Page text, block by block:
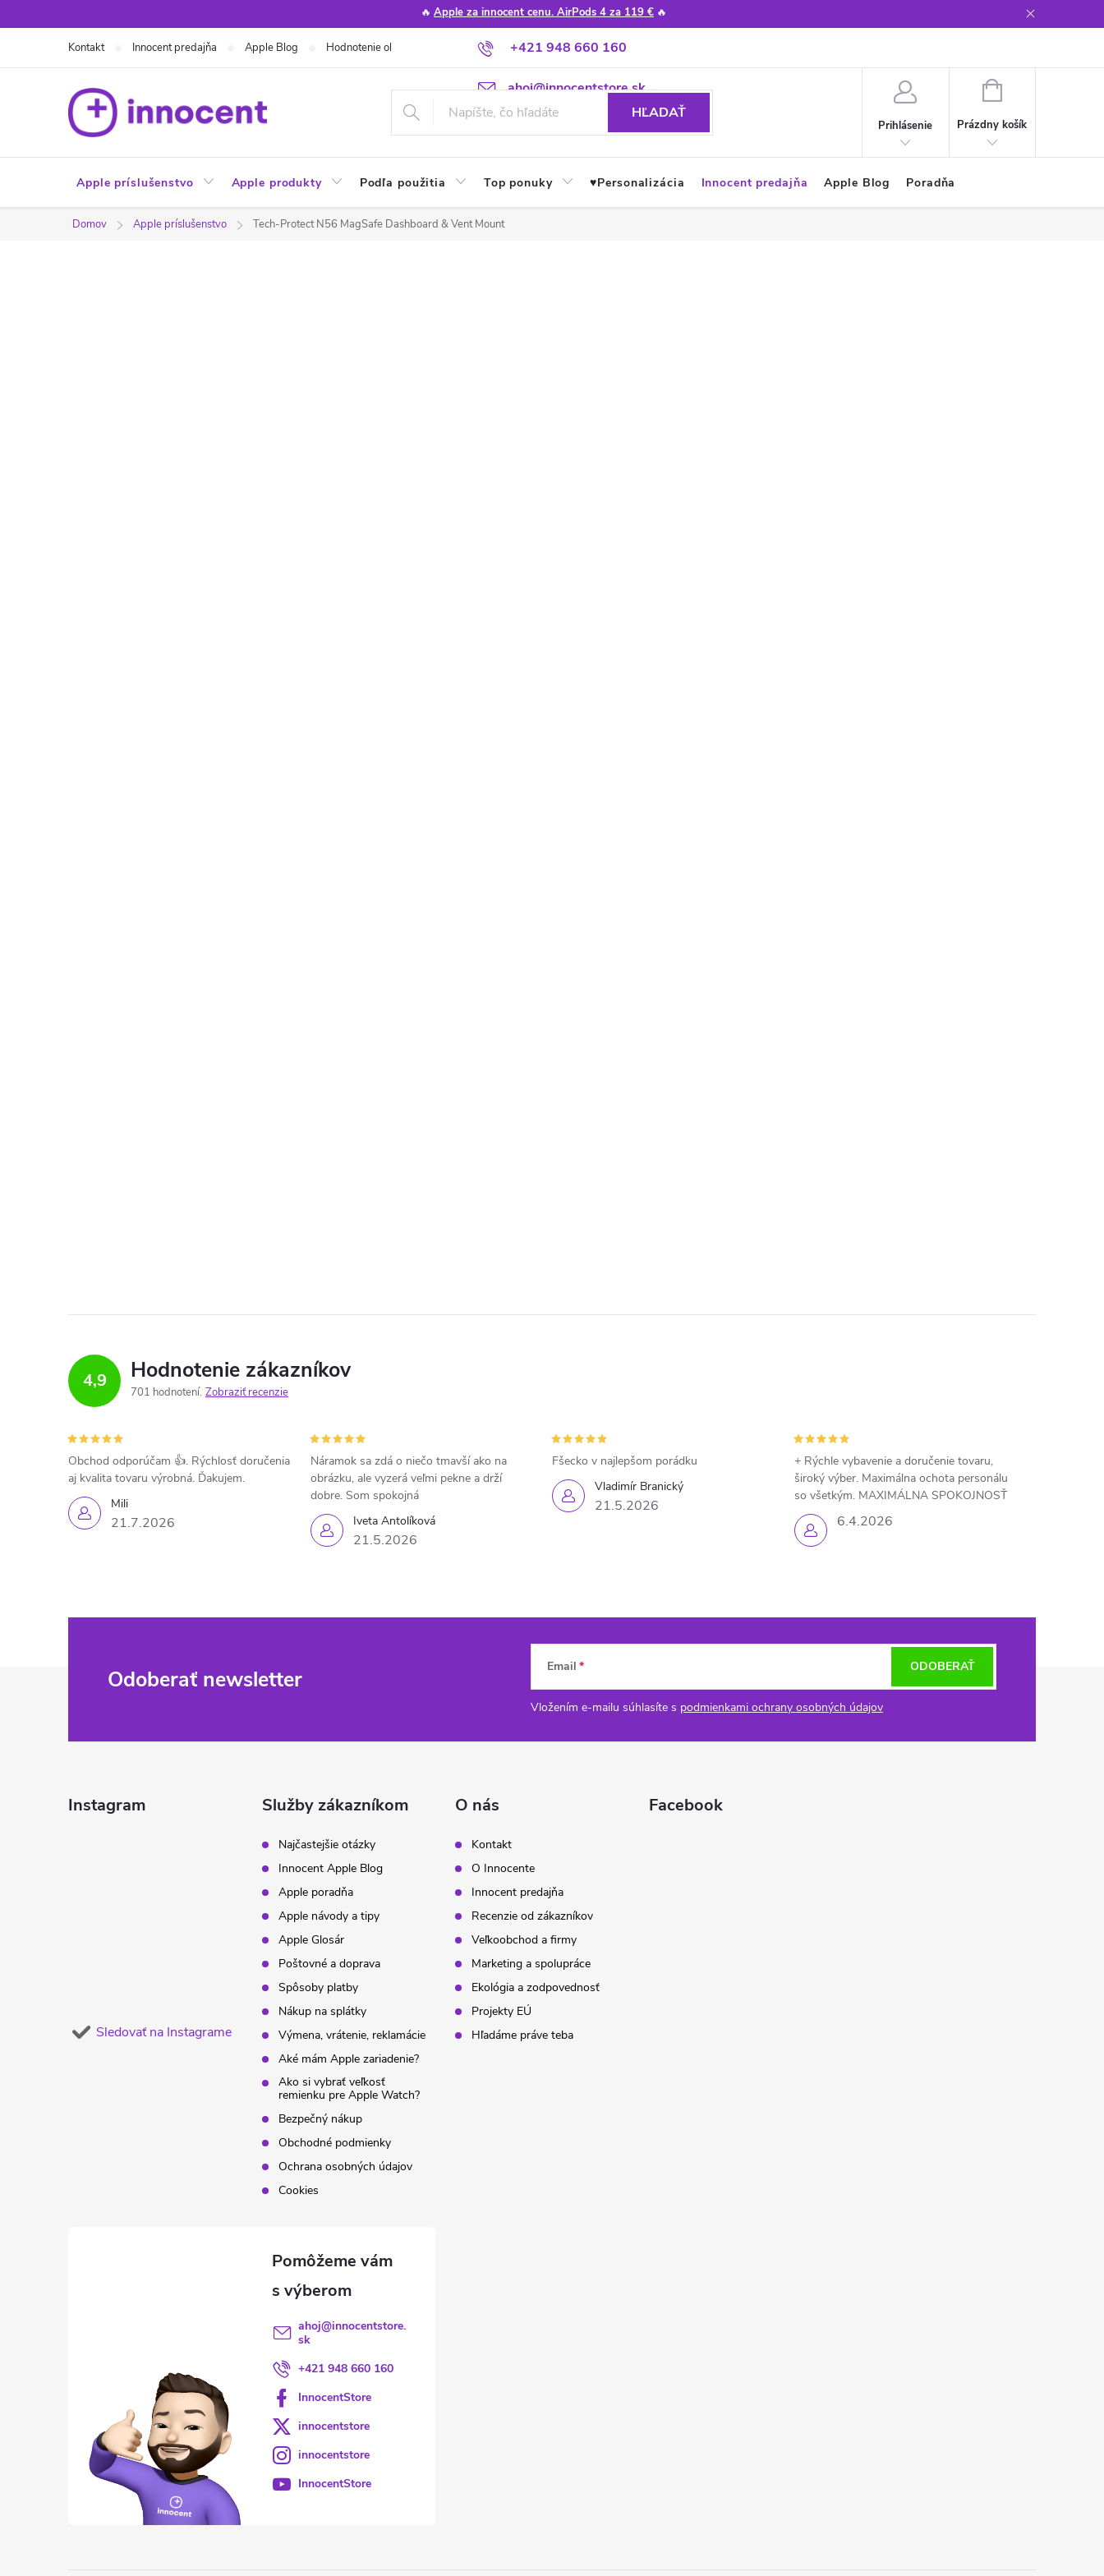
na
🔥 Apple za innocent cenu. AirPods 4 za 119 € 🔥
+421 948 660 160
ahoj@innocentstore.sk
Kontakt Innocent predajňa Apple Blog Hodnotenie obchodu Poradňa Apple návody a tipy
HĽADAŤ
Prihlásenie
NÁKUPNÝ
Prázdny košík
Apple príslušenstvo Apple produkty Podľa použitia Top ponuky ♥︎Personalizácia Innocent predajňa Apple Blog Poradňa
Domov Apple príslušenstvo Tech-Protect N56 MagSafe Dashboard & Vent Mount
4,9 Hodnotenie zákazníkov
701 hodnotení Zobraziť recenzie
Mili
21.7.2026
Obchod odporúčam 👍. Rýchlosť doručenia
aj kvalita tovaru výrobná. Ďakujem.
Iveta Antolíková
21.5.2026
Náramok sa zdá o niečo tmavší ako na
obrázku, ale vyzerá veľmi pekne a drží
dobre. Som spokojná
Vladimír Branický
21.5.2026
Fšecko v najlepšom porádku
6.4.2026
+ Rýchle vybavenie a doručenie tovaru,
široký výber. Maximálna ochota personálu
so všetkým. MAXIMÁLNA SPOKOJNOSŤ
Odoberať newsletter Email
Vložením e-mailu súhlasíte s podmienkami ochrany osobných údajov
ODOBERAŤ
Instagram
Sledovať na Instagrame
Služby zákazníkom
Najčastejšie otázky
Innocent Apple Blog
Apple poradňa
Apple návody a tipy
Apple Glosár
Poštovné a doprava
Spôsoby platby
Nákup na splátky
Výmena, vrátenie, reklamácie
Aké mám Apple zariadenie?
Ako si vybrať veľkosť
remienku pre Apple Watch?
Bezpečný nákup
Obchodné podmienky
Ochrana osobných údajov
Cookies
O nás
Kontakt
O Innocente
Innocent predajňa
Recenzie od zákazníkov
Veľkoobchod a firmy
Marketing a spolupráce
Ekológia a zodpovednosť
Projekty EÚ
Hľadáme práve teba
Facebook
ahoj@innocentstore.
sk
+421 948 660 160
InnocentStore
innocentstore
innocentstore
InnocentStore